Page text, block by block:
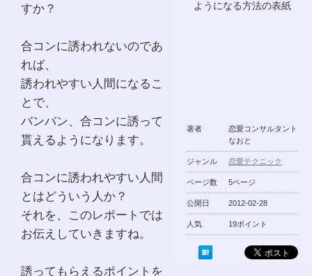
著者
恋愛コンサルタント
なおと
ジャンル 恋愛テクニック
ページ数 5ページ
公開日 2012-02-28
人気 19ポイント
すか？
合コンに誘われないのであ
れば、
誘われやすい人間になるこ
とで、
バンバン、合コンに誘って
貰えるようになります。
合コンに誘われやすい人間
とはどういう人か？
それを、このレポートでは
お伝えしていきますね。
誘ってもらえるポイントを